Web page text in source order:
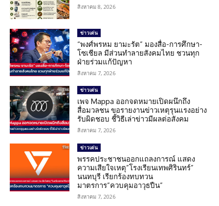
สิงหาคม 8, 2026
ข่าวเด่น
“พงศ์พรหม ยามะรัต” มองสื่อ-การศึกษา-
โซเชียล มีส่วนทำลายสังคมไทย ชวนทุก
ฝ่ายร่วมแก้ปัญหา
สิงหาคม 7, 2026
ข่าวเด่น
เพจ Mappa ออกจดหมายเปิดผนึกถึง
สื่อมวลชน ขอรายงานข่าวเหตุรุนแรงอย่าง
รับผิดชอบ ชี้วิธีเล่าข่าวมีผลต่อสังคม
สิงหาคม 7, 2026
ข่าวเด่น
พรรคประชาชนออกแถลงการณ์ แสดง
ความเสียใจเหตุ”โรงเรียนเทพศิรินทร์”
นนทบุรี เรียกร้องทบทวน
มาตรการ”ควบคุมอาวุธปืน”
สิงหาคม 7, 2026